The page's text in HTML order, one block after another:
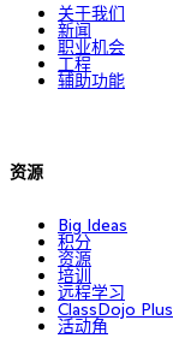
关于我们
新闻
职业机会
工程
辅助功能
资源
Big Ideas
积分
资源
培训
远程学习
ClassDojo Plus
活动角